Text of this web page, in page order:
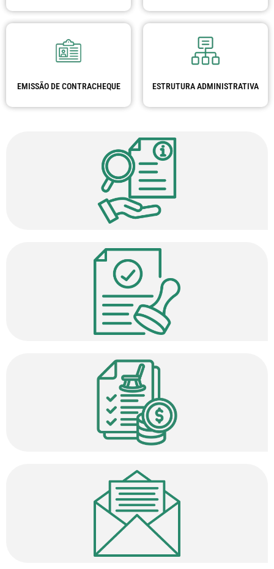
EMISSÃO DE CONTRACHEQUE ESTRUTURA ADMINISTRATIVA